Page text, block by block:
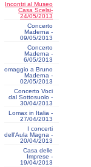
Incontri al Museo
Casa Scelsi-
24/05/2013
Concerto
Maderna -
09/05/2013
Concerto
Maderna -
6/05/2013
omaggio a Bruno
Maderna -
02/05/2013
Concerto Voci
dal Sottosuolo -
30/04/2013
Lomax in Italia -
27/04/2013
I concerti
dell'Aula Magna -
20/04/2013
Casa delle
Imprese -
19/04/2013